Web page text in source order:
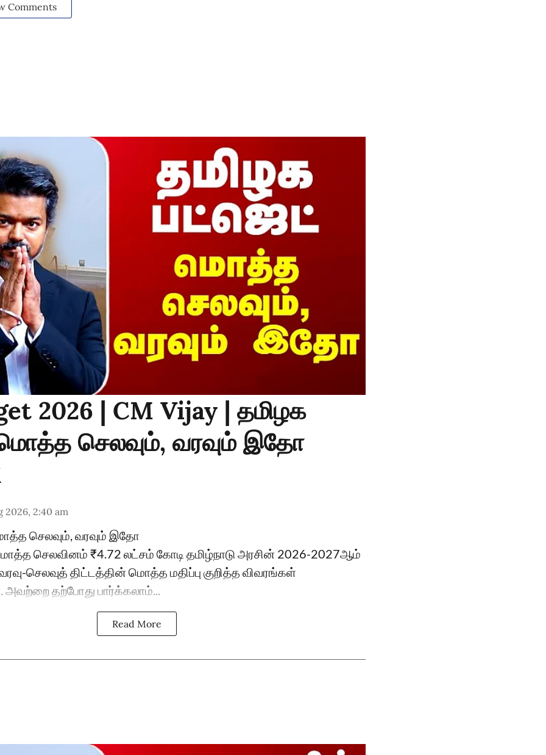
Comments
2026 | CM Vijay | தமிழக
செலவும், வரவும் இதோ
2026, 2:40 am
செலவும், வரவும் இதோ
செலவினம் ₹4.72 லட்சம் கோடி தமிழ்நாடு அரசின் 2026-2027ஆம்
செலவுத் திட்டத்தின் மொத்த மதிப்பு குறித்த விவரங்கள்
அவற்றை தற்போது பார்க்கலாம்...
Read More